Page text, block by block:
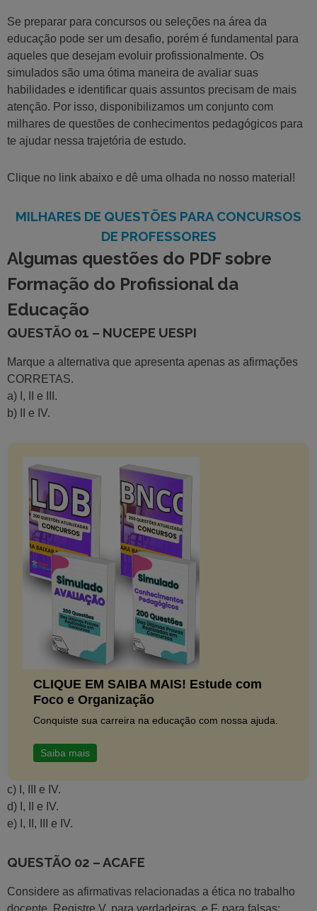
Se preparar para concursos ou seleções na área da
educação pode ser um desafio, porém é fundamental para
aqueles que desejam evoluir profissionalmente. Os
simulados são uma ótima maneira de avaliar suas
habilidades e identificar quais assuntos precisam de mais
atenção. Por isso, disponibilizamos um conjunto com
milhares de questões de conhecimentos pedagógicos para
te ajudar nessa trajetória de estudo.
Clique no link abaixo e dê uma olhada no nosso material!
MILHARES DE QUESTÕES PARA CONCURSOS
DE PROFESSORES
Algumas questões do PDF sobre
Formação do Profissional da
Educação
QUESTÃO 01 – NUCEPE UESPI
Marque a alternativa que apresenta apenas as afirmações
CORRETAS.
a) I, II e III.
b) II e IV.
CLIQUE EM SAIBA MAIS! Estude com
Foco e Organização
Conquiste sua carreira na educação com nossa ajuda.
Saiba mais
c) I, III e IV.
d) I, II e IV.
e) I, II, III e IV.
QUESTÃO 02 – ACAFE
Considere as afirmativas relacionadas a ética no trabalho